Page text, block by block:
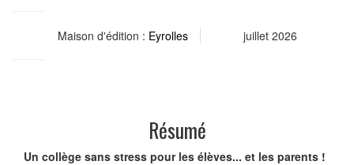
Maison d'édition : Eyrolles juillet 2026
Résumé
Un collège sans stress pour les élèves... et les parents !